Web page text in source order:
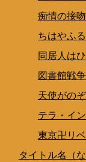
痴情の接吻
ちはやふる
同居人は
図書館戦
天使がの
テラ・イ
東京卍リ
タイトル名（